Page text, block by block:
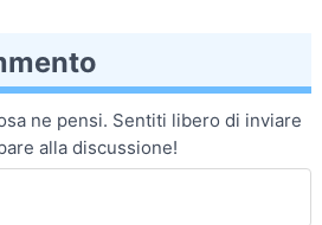
ne pensi. Sentiti libero di inviare
alla discussione!